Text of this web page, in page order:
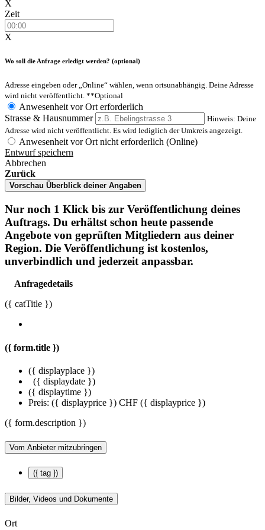
X
Zeit
X
Wo soll die Anfrage erledigt werden? (optional)
Adresse eingeben oder „Online“ wählen, wenn ortsunabhängig. Deine Adresse
wird nicht veröffentlicht. **Optional
Anwesenheit vor Ort erforderlich
Strasse & Hausnummer
Hinweis: Deine
Adresse wird nicht veröffentlicht. Es wird lediglich der Umkreis angezeigt.
Anwesenheit vor Ort nicht erforderlich (Online)
Entwurf speichern
Abbrechen
Zurück
Vorschau Überblick deiner Angaben
Nur noch 1 Klick bis zur Veröffentlichung deines
Auftrags. Du erhältst schon heute passende
Angebote von geprüften Mitgliedern aus deiner
Region. Die Veröffentlichung ist kostenlos,
unverbindlich und jederzeit anpassbar.
Anfragedetails
({ catTitle })
({ form.title })
({ displayplace })
({ displaydate })
({ displaytime })
Preis: ({ displayprice }) CHF ({ displayprice })
({ form.description })
Vom Anbieter mitzubringen
({ tag })
Bilder, Videos und Dokumente
Ort